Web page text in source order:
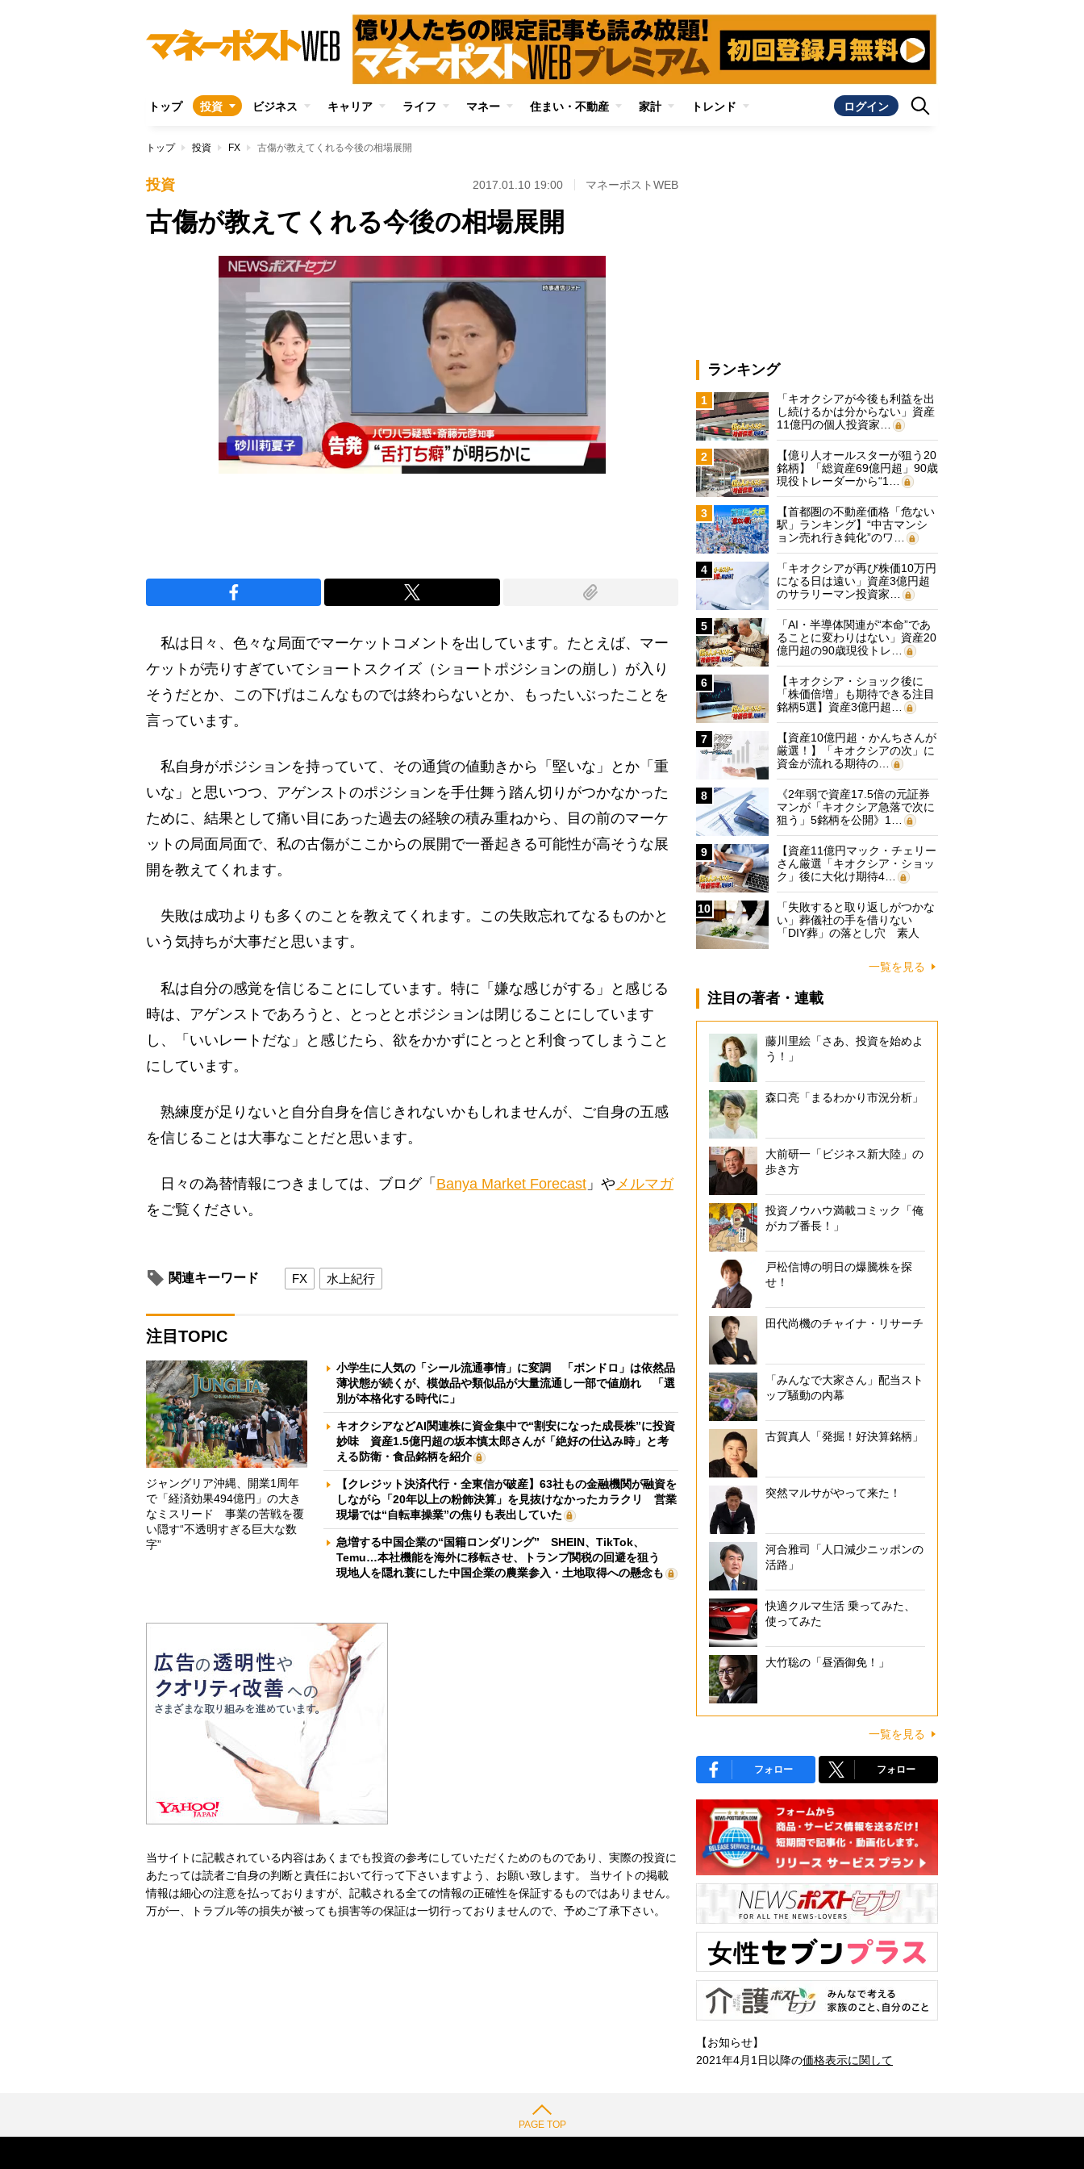
トップ 投資 ビジネス キャリア ライフ マネー 住まい・不動産 家計 トレンド ログイン
トップ 投資 FX 古傷が教えてくれる今後の相場展開
投資 2017.01.10 19:00 マネーポストWEB
古傷が教えてくれる今後の相場展開
私は日々、色々な局面でマーケットコメントを出しています。たとえば、マー
ケットが売りすぎていてショートスクイズ（ショートポジションの崩し）が入り
そうだとか、この下げはこんなものでは終わらないとか、もったいぶったことを
言っています。
私自身がポジションを持っていて、その通貨の値動きから「堅いな」とか「重
いな」と思いつつ、アゲンストのポジションを手仕舞う踏ん切りがつかなかった
ために、結果として痛い目にあった過去の経験の積み重ねから、目の前のマーケ
ットの局面局面で、私の古傷がここからの展開で一番起きる可能性が高そうな展
開を教えてくれます。
失敗は成功よりも多くのことを教えてくれます。この失敗忘れてなるものかと
いう気持ちが大事だと思います。
私は自分の感覚を信じることにしています。特に「嫌な感じがする」と感じる
時は、アゲンストであろうと、とっととポジションは閉じることにしています
し、「いいレートだな」と感じたら、欲をかかずにとっとと利食ってしまうこと
にしています。
熟練度が足りないと自分自身を信じきれないかもしれませんが、ご自身の五感
を信じることは大事なことだと思います。
日々の為替情報につきましては、ブログ「 Banya Market Forecast 」や メルマガ
をご覧ください。
関連キーワード FX 水上紀行
注目TOPIC
ジャングリア沖縄、開業1周年
で「経済効果494億円」の大き
なミスリード 事業の苦戦を覆
い隠す“不透明すぎる巨大な数
字”
小学生に人気の「シール流通事情」に変調 「ボンドロ」は依然品
薄状態が続くが、模倣品や類似品が大量流通し一部で値崩れ 「選
別が本格化する時代に」
キオクシアなどAI関連株に資金集中で“割安になった成長株”に投資
妙味 資産1.5億円超の坂本慎太郎さんが「絶好の仕込み時」と考
える防衛・食品銘柄を紹介
【クレジット決済代行・全東信が破産】63社もの金融機関が融資を
しながら「20年以上の粉飾決算」を見抜けなかったカラクリ 営業
現場では“自転車操業”の焦りも表出していた
急増する中国企業の“国籍ロンダリング” SHEIN、TikTok、
Temu…本社機能を海外に移転させ、トランプ関税の回避を狙う
現地人を隠れ蓑にした中国企業の農業参入・土地取得への懸念も
当サイトに記載されている内容はあくまでも投資の参考にしていただくためのものであり、実際の投資に
あたっては読者ご自身の判断と責任において行って下さいますよう、お願い致します。 当サイトの掲載
情報は細心の注意を払っておりますが、記載される全ての情報の正確性を保証するものではありません。
万が一、トラブル等の損失が被っても損害等の保証は一切行っておりませんので、予めご了承下さい。
ランキング
1
「キオクシアが今後も利益を出
し続けるかは分からない」資産
11億円の個人投資家…
2
【億り人オールスターが狙う20
銘柄】「総資産69億円超」90歳
現役トレーダーから“1…
3
【首都圏の不動産価格「危ない
駅」ランキング】“中古マンシ
ョン売れ行き鈍化”のワ…
4
「キオクシアが再び株価10万円
になる日は遠い」資産3億円超
のサラリーマン投資家…
5
「AI・半導体関連が“本命”であ
ることに変わりはない」資産20
億円超の90歳現役トレ…
6
【キオクシア・ショック後に
「株価倍増」も期待できる注目
銘柄5選】資産3億円超…
7
【資産10億円超・かんちさんが
厳選！】「キオクシアの次」に
資金が流れる期待の…
8
《2年弱で資産17.5倍の元証券
マンが「キオクシア急落で次に
狙う」5銘柄を公開》1…
9
【資産11億円マック・チェリー
さん厳選「キオクシア・ショッ
ク」後に大化け期待4…
10
「失敗すると取り返しがつかな
い」葬儀社の手を借りない
「DIY葬」の落とし穴 素人
一覧を見る
注目の著者・連載
藤川里絵「さあ、投資を始めよ
う！」
森口亮「まるわかり市況分析」
大前研一「ビジネス新大陸」の
歩き方
投資ノウハウ満載コミック「俺
がカブ番長！」
戸松信博の明日の爆騰株を探
せ！
田代尚機のチャイナ・リサーチ
「みんなで大家さん」配当スト
ップ騒動の内幕
古賀真人「発掘！好決算銘柄」
突然マルサがやって来た！
河合雅司「人口減少ニッポンの
活路」
快適クルマ生活 乗ってみた、
使ってみた
大竹聡の「昼酒御免！」
一覧を見る
フォロー フォロー
【お知らせ】
2021年4月1日以降の価格表示に関して
PAGE TOP